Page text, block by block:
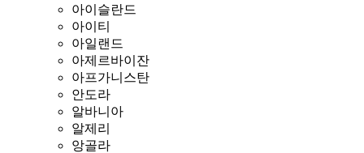
아이슬란드
아이티
아일랜드
아제르바이잔
아프가니스탄
안도라
알바니아
알제리
앙골라